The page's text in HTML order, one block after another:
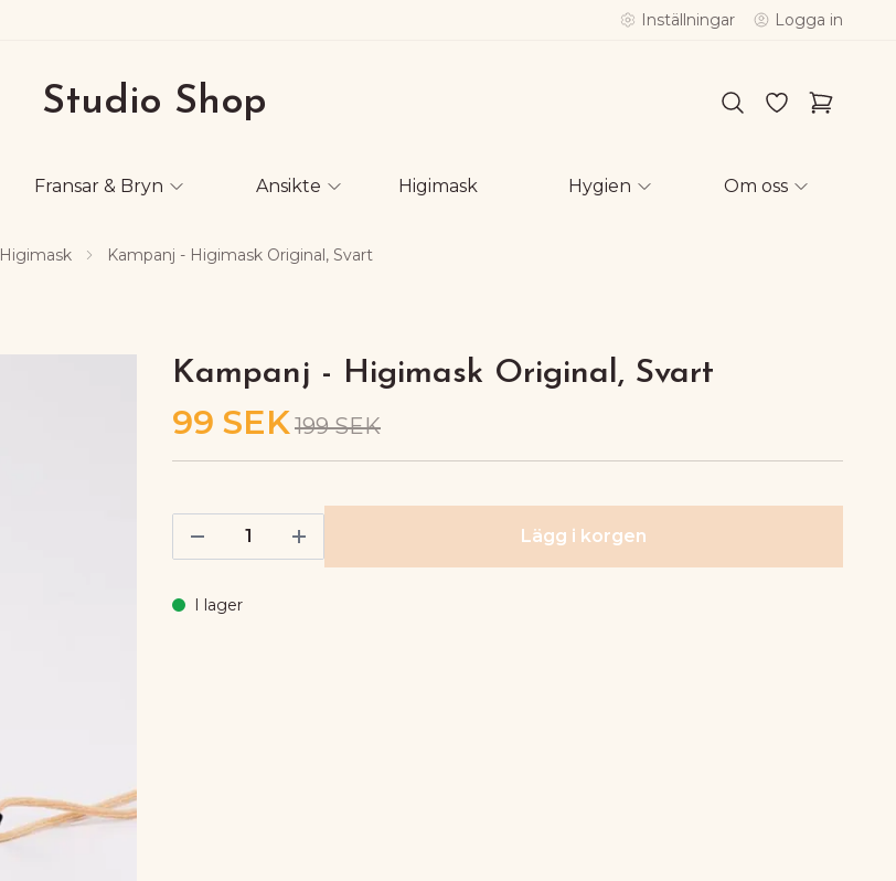
Inställningar Logga in
Studio Shop
Fransar & Bryn Ansikte Higimask Hygien Om oss
Higimask Kampanj - Higimask Original, Svart
Kampanj - Higimask Original, Svart
99 SEK199 SEK
Lägg i korgen
I lager